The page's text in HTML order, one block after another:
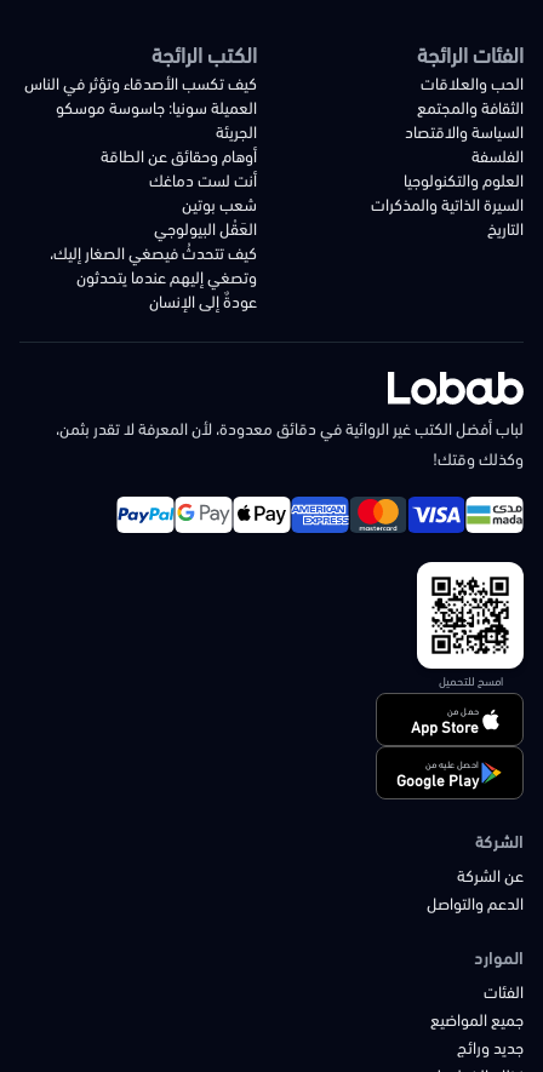
الفئات الرائجة
الحب والعلاقات
الثقافة والمجتمع
السياسة والاقتصاد
الفلسفة
العلوم والتكنولوجيا
السيرة الذاتية والمذكرات
التاريخ
الكتب الرائجة
كيف تكسب الأصدقاء وتؤثر في الناس
العميلة سونيا: جاسوسة موسكو
الجريئة
أوهام وحقائق عن الطاقة
أنت لست دماغك
شعب بوتين
العَقْل البيولوجي
كيف تتحدثُ فيصغي الصغار إليك،
وتصغي إليهم عندما يتحدثون
عودةٌ إلى الإنسان
لباب أفضل الكتب غير الروائية في دقائق معدودة، لأن المعرفة لا تقدر بثمن،
وكذلك وقتك!
امسح للتحميل
حمل من
App Store
احصل عليه من
Google Play
الشركة
عن الشركة
الدعم والتواصل
الموارد
الفئات
جميع المواضيع
جديد ورائج